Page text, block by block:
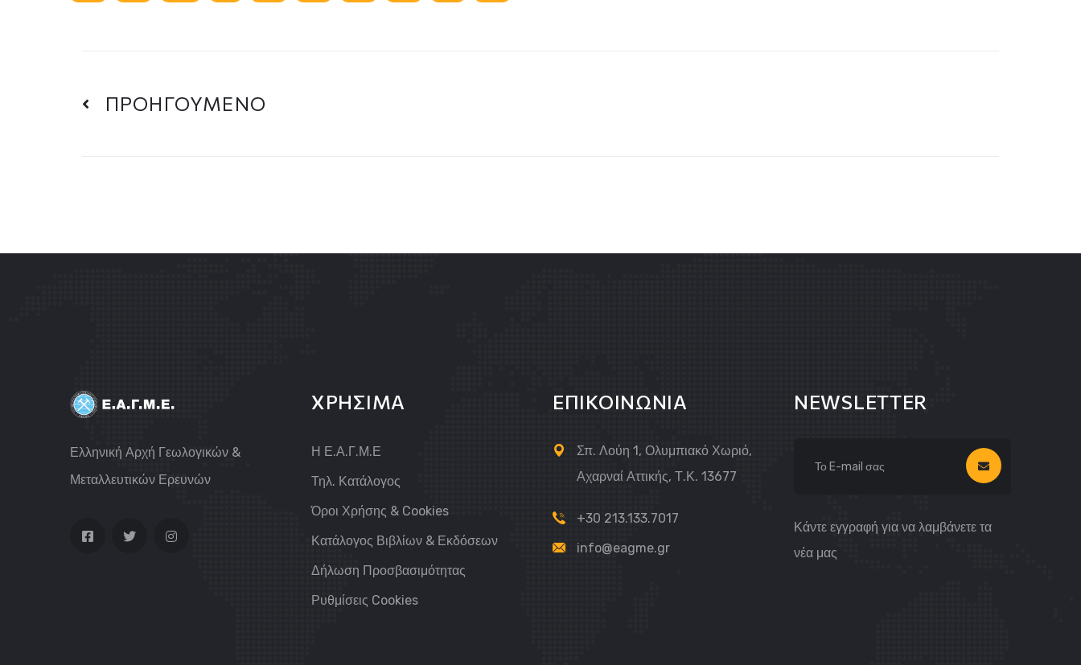
ΠΡΟΗΓΟΥΜΕΝΟ
Ελληνική Αρχή Γεωλογικών &
Μεταλλευτικών Ερευνών
ΧΡΗΣΙΜΑ
Η Ε.Α.Γ.Μ.Ε
Τηλ. Κατάλογος
Όροι Χρήσης & Cookies
Κατάλογος Βιβλίων & Εκδόσεων
Δήλωση Προσβασιμότητας
Ρυθμίσεις Cookies
ΕΠΙΚΟΙΝΩΝΙΑ
Σπ. Λούη 1, Ολυμπιακό Χωριό,
Αχαρναί Αττικής, Τ.Κ. 13677
+30 213.133.7017
info@eagme.gr
NEWSLETTER
Κάντε εγγραφή για να λαμβάνετε τα
νέα μας